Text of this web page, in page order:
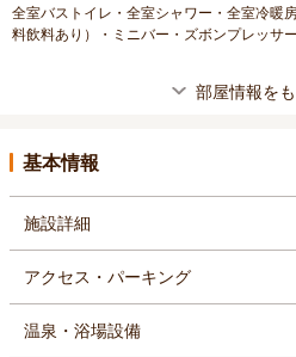
全室バストイレ・全室シャワー・全室冷暖
料飲料あり）・ミニバー・ズボンプレッサ
部屋情報を
基本情報
施設詳細
アクセス・パーキング
温泉・浴場設備